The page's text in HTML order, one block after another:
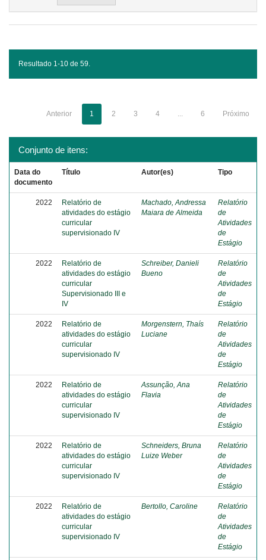
Resultado 1-10 de 59.
Anterior 1 2 3 4 ... 6 Próximo
Conjunto de itens:
Data do
documento
Título Autor(es) Tipo
2022
Relatório de
atividades do estágio
curricular
supervisionado IV
Machado, Andressa
Maiara de Almeida
Relatório
de
Atividades
de
Estágio
2022
Relatório de
atividades do estágio
curricular
Supervisionado III e
IV
Schreiber, Danieli
Bueno
Relatório
de
Atividades
de
Estágio
2022
Relatório de
atividades do estágio
curricular
supervisionado IV
Morgenstern, Thaís
Luciane
Relatório
de
Atividades
de
Estágio
2022
Relatório de
atividades do estágio
curricular
supervisionado IV
Assunção, Ana
Flavia
Relatório
de
Atividades
de
Estágio
2022
Relatório de
atividades do estágio
curricular
supervisionado IV
Schneiders, Bruna
Luize Weber
Relatório
de
Atividades
de
Estágio
2022
Relatório de
atividades do estágio
curricular
supervisionado IV
Bertollo, Caroline
Relatório
de
Atividades
de
Estágio